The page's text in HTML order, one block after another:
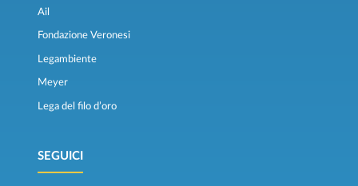
Ail
Fondazione Veronesi
Legambiente
Meyer
Lega del filo d’oro
SEGUICI